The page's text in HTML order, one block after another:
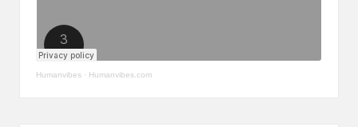
Humanvibes · Humanvibes.com